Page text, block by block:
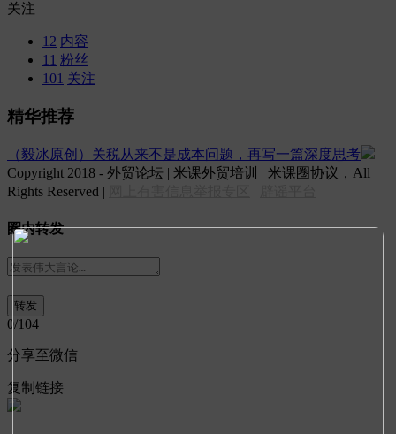
关注
12 内容
11 粉丝
101 关注
精华推荐
（毅冰原创）关税从来不是成本问题，再写一篇深度思考
Copyright 2018 - 外贸论坛 | 米课外贸培训 | 米课圈协议，All
Rights Reserved |
|
圈内转发
0/104
分享至微信
复制链接